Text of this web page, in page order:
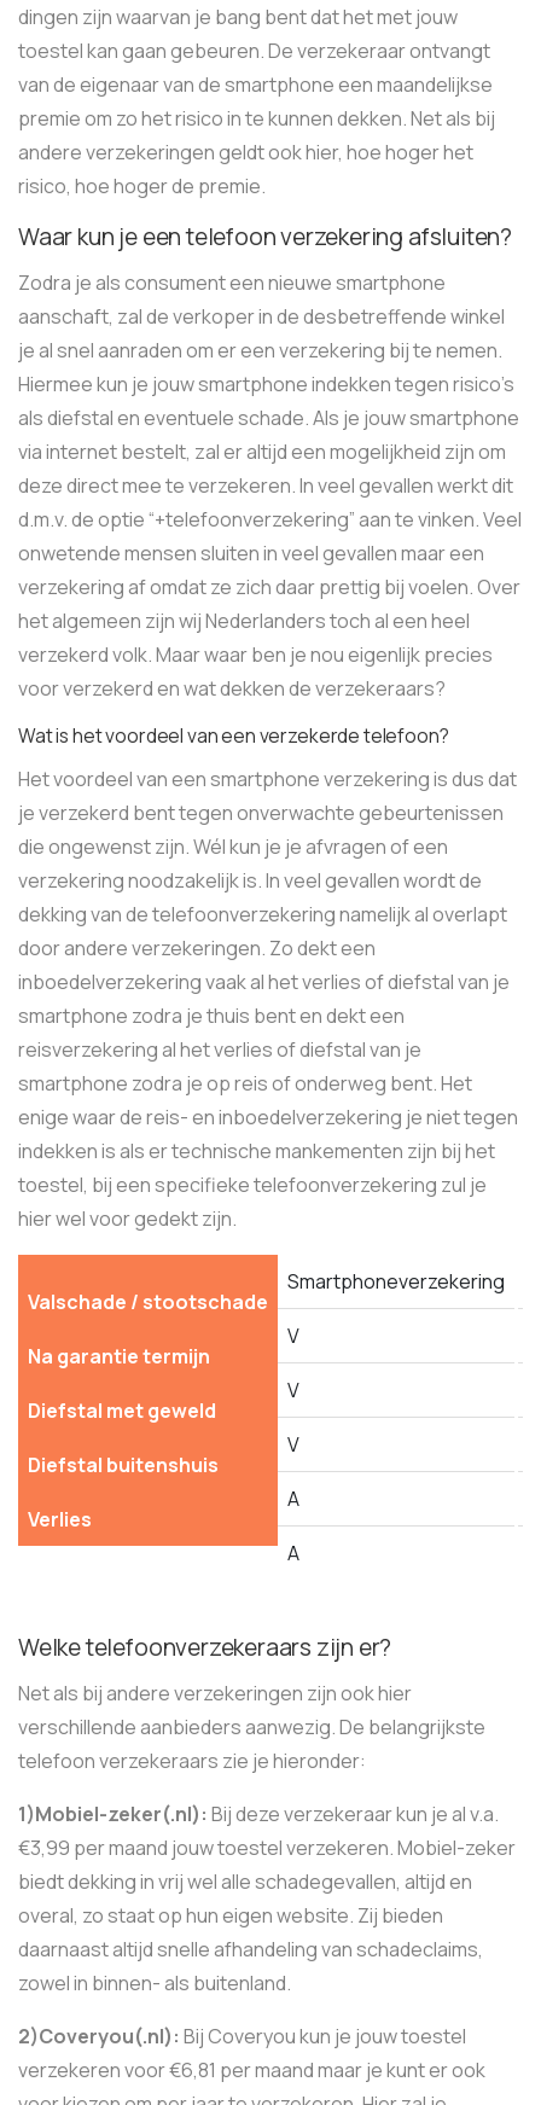
dingen zijn waarvan je bang bent dat het met jouw
toestel kan gaan gebeuren. De verzekeraar ontvangt
van de eigenaar van de smartphone een maandelijkse
premie om zo het risico in te kunnen dekken. Net als bij
andere verzekeringen geldt ook hier, hoe hoger het
risico, hoe hoger de premie.
Waar kun je een telefoon verzekering afsluiten?
Zodra je als consument een nieuwe smartphone
aanschaft, zal de verkoper in de desbetreffende winkel
je al snel aanraden om er een verzekering bij te nemen.
Hiermee kun je jouw smartphone indekken tegen risico’s
als diefstal en eventuele schade. Als je jouw smartphone
via internet bestelt, zal er altijd een mogelijkheid zijn om
deze direct mee te verzekeren. In veel gevallen werkt dit
d.m.v. de optie “+telefoonverzekering” aan te vinken. Veel
onwetende mensen sluiten in veel gevallen maar een
verzekering af omdat ze zich daar prettig bij voelen. Over
het algemeen zijn wij Nederlanders toch al een heel
verzekerd volk. Maar waar ben je nou eigenlijk precies
voor verzekerd en wat dekken de verzekeraars?
Wat is het voordeel van een verzekerde telefoon?
Het voordeel van een smartphone verzekering is dus dat
je verzekerd bent tegen onverwachte gebeurtenissen
die ongewenst zijn. Wél kun je je afvragen of een
verzekering noodzakelijk is. In veel gevallen wordt de
dekking van de telefoonverzekering namelijk al overlapt
door andere verzekeringen. Zo dekt een
inboedelverzekering vaak al het verlies of diefstal van je
smartphone zodra je thuis bent en dekt een
reisverzekering al het verlies of diefstal van je
smartphone zodra je op reis of onderweg bent. Het
enige waar de reis- en inboedelverzekering je niet tegen
indekken is als er technische mankementen zijn bij het
toestel, bij een specifieke telefoonverzekering zul je
hier wel voor gedekt zijn.
Valschade / stootschade
Na garantie termijn
Diefstal met geweld
Diefstal buitenshuis
Verlies
Smartphoneverzekering
V
V
V
A
A
Welke telefoonverzekeraars zijn er?
Net als bij andere verzekeringen zijn ook hier
verschillende aanbieders aanwezig. De belangrijkste
telefoon verzekeraars zie je hieronder:
1)Mobiel-zeker(.nl): Bij deze verzekeraar kun je al v.a.
€3,99 per maand jouw toestel verzekeren. Mobiel-zeker
biedt dekking in vrij wel alle schadegevallen, altijd en
overal, zo staat op hun eigen website. Zij bieden
daarnaast altijd snelle afhandeling van schadeclaims,
zowel in binnen- als buitenland.
2)Coveryou(.nl): Bij Coveryou kun je jouw toestel
verzekeren voor €6,81 per maand maar je kunt er ook